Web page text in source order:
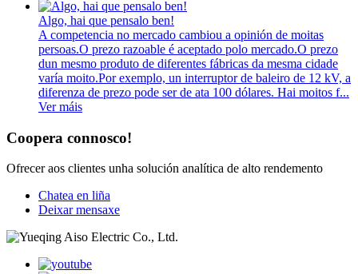
Algo, hai que pensalo ben!
A competencia no mercado cambiou a opinión de moitas
persoas.O prezo razoable é aceptado polo mercado.O prezo
dun mesmo produto de diferentes fábricas da mesma cidade
varía moito.Por exemplo, un interruptor de baleiro de 12 kV, a
diferenza de prezo pode ser de ata 100 dólares. Hai moitos f...
Ver máis
Coopera connosco!
Ofrecer aos clientes unha solución analítica de alto rendemento
Chatea en liña
Deixar mensaxe